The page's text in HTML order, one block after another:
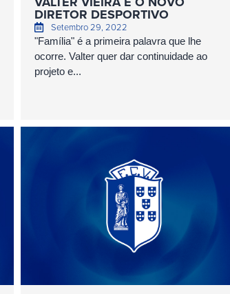
DIRETOR DESPORTIVO
Setembro 29, 2022
"Família" é a primeira palavra que lhe
ocorre. Valter quer dar continuidade ao
projeto e...